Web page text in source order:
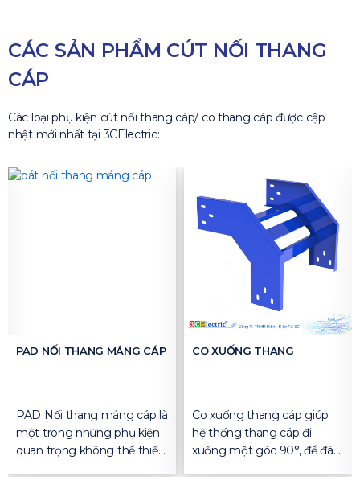
CÁC SẢN PHẨM CÚT NỐI THANG
CÁP
Các loại phụ kiện cút nối thang cáp/ co thang cáp được cập
nhật mới nhất tại 3CElectric:
PAD NỐI THANG MÁNG CÁP
PAD Nối thang máng cáp là
một trong những phụ kiện
quan trọng không thể thiếu.
CO XUỐNG THANG
Co xuống thang cáp giúp
hệ thống thang cáp đi
xuống một góc 90°, để đáp